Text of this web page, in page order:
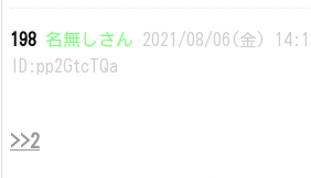
198 名無しさん 2021/08/06(金)
ID:pp2GtcTQa
>>2